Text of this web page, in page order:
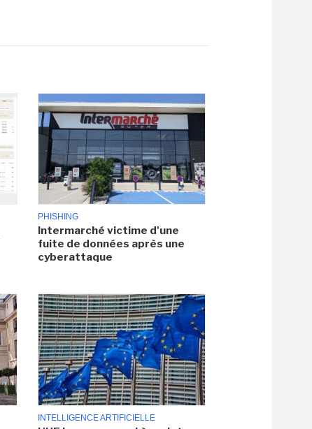
PHISHING
Intermarché victime d'une
fuite de données après une
cyberattaque
INTELLIGENCE ARTIFICIELLE